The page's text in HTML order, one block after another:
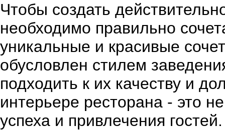
Чтобы создать
необходимо правильно
уникальные и красивые
обусловлен стилем
подходить к их качеству и
интерьере ресторана - это
успеха и привлечения гостей.